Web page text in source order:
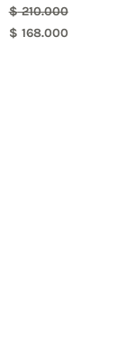
$210.000
$ 168.000